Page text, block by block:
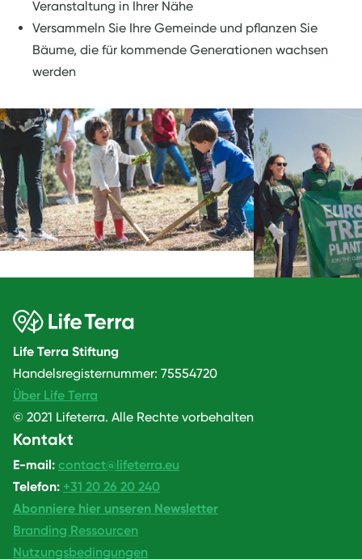
Veranstaltung in Ihrer Nähe
Versammeln Sie Ihre Gemeinde und pflanzen Sie
Bäume, die für kommende Generationen wachsen
werden
Life Terra Stiftung
Handelsregisternummer: 75554720
Über Life Terra
© 2021 Lifeterra. Alle Rechte vorbehalten
Kontakt
E-mail: contact@lifeterra.eu
Telefon: +31 20 26 20 240
Abonniere hier unseren Newsletter
Branding Ressourcen
Nutzungsbedingungen